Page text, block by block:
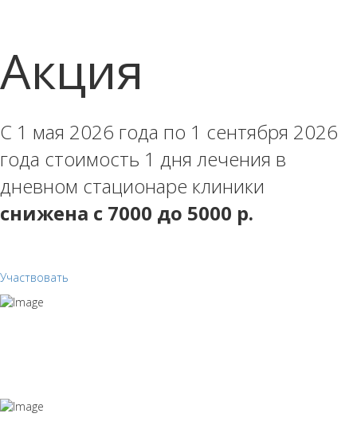
Акция
С 1 мая 2026 года по 1 сентября 2026
года стоимость 1 дня лечения в
дневном стационаре клиники
снижена с 7000 до 5000 р.
Участвовать